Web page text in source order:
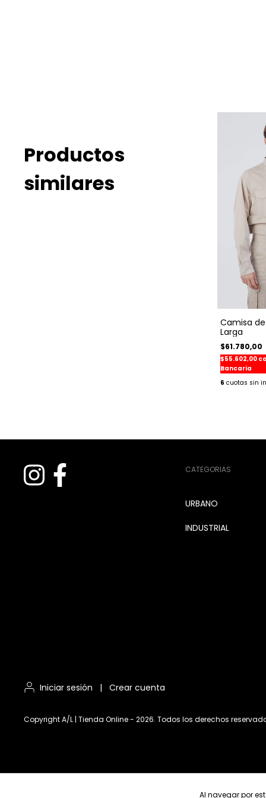
Al navegar por
Productos
similares
Camisa
Larga
$61.780,00
$55.602,00
Bancaria
6
CATEGORIAS
URBANO
INDUSTRIAL
Iniciar sesión | Crear cuenta
Copyright A/L | Tienda Online - 2026. Todos los derechos